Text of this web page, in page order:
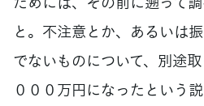
と。不注意とか、あるいは
でないものについて、別途
０００万円になったという